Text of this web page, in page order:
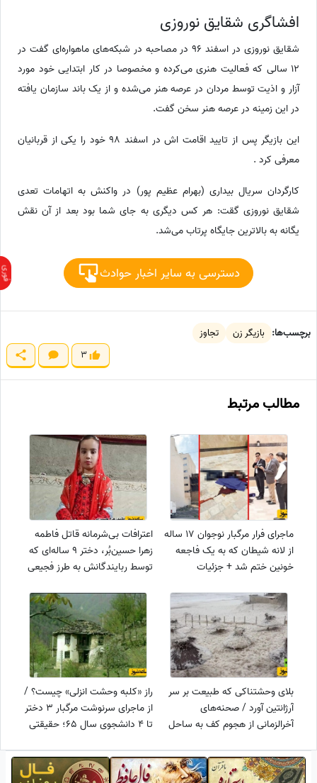
افشاگری شقایق نوروزی
شقایق نوروزی در اسفند 96 در مصاحبه در شبکه‌های ماهواره‌ای گفت در
12 سالی که فعالیت هنری می‌کرده و مخصوصا در کار ابتدایی خود مورد
آزار و اذیت توسط مردان در عرصه هنر می‌شده و از یک باند سازمان یافته
در این زمینه در عرصه هنر سخن گفت.
این بازیگر پس از تایید اقامت اش در اسفند 98 خود را یکی از قربانیان
معرفی کرد .
کارگردان سریال بیداری (بهرام عظیم پور) در واکنش به اتهامات تعدی
شقایق نوروزی گقت: هر کس دیگری به جای شما بود بعد از آن نقش
یگانه به بالاترین جایگاه پرتاب می‌شد.
دسترسی به سایر اخبار حوادث
برچسب‌ها: بازیگر زن
تجاوز
3
مطالب مرتبط
ماجرای فرار مرگبار نوجوان 17 ساله
از لانه شیطان که به یک فاجعه
خونین ختم شد + جزئیات
اعترافات بی‌شرمانه قاتل فاطمه
زهرا حسین‌بُر، دختر 9 ساله‌ای که
توسط ربایندگانش به طرز فجیعی
بلای وحشتناکی که طبیعت بر سر
آرژانتین آورد / صحنه‌های
آخرالزمانی از هجوم کف به ساحل
راز «کلبه وحشت انزلی» چیست؟ /
از ماجرای سرنوشت مرگبار 3 دختر
تا 4 دانشجوی سال 65؛ حقیقتی